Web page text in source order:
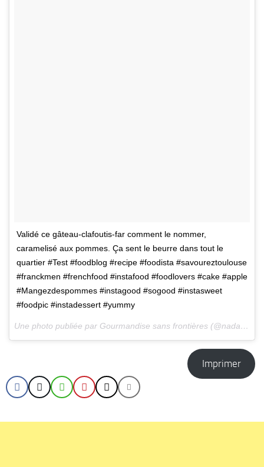
Validé ce gâteau-clafoutis-far comment le nommer,
caramelisé aux pommes. Ça sent le beurre dans tout le
quartier #Test #foodblog #recipe #foodista #savoureztoulouse
#franckmen #frenchfood #instafood #foodlovers #cake #apple
#Mangezdespommes #instagood #sogood #instasweet
#foodpic #instadessert #yummy
Une photo publiée par Gourmandise sans frontières (@nadasto) le
Imprimer